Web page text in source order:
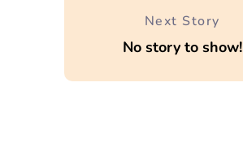
Next Story
No story to show!